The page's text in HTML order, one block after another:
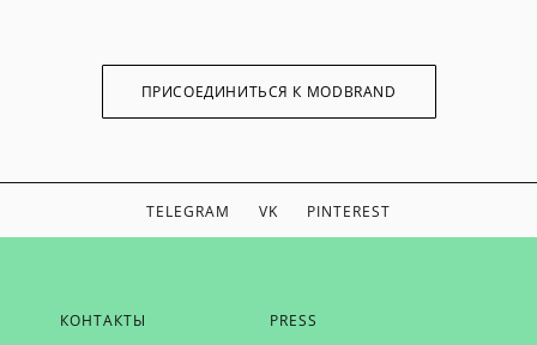
ПРИСОЕДИНИТЬСЯ К MODBRAND
TELEGRAM VK PINTEREST
КОНТАКТЫ PRESS
ЕСЛИ ВЫ ХОТИТЕ БЫТЬ В КУРСЕ НАШИХ НОВОСТЕЙ,